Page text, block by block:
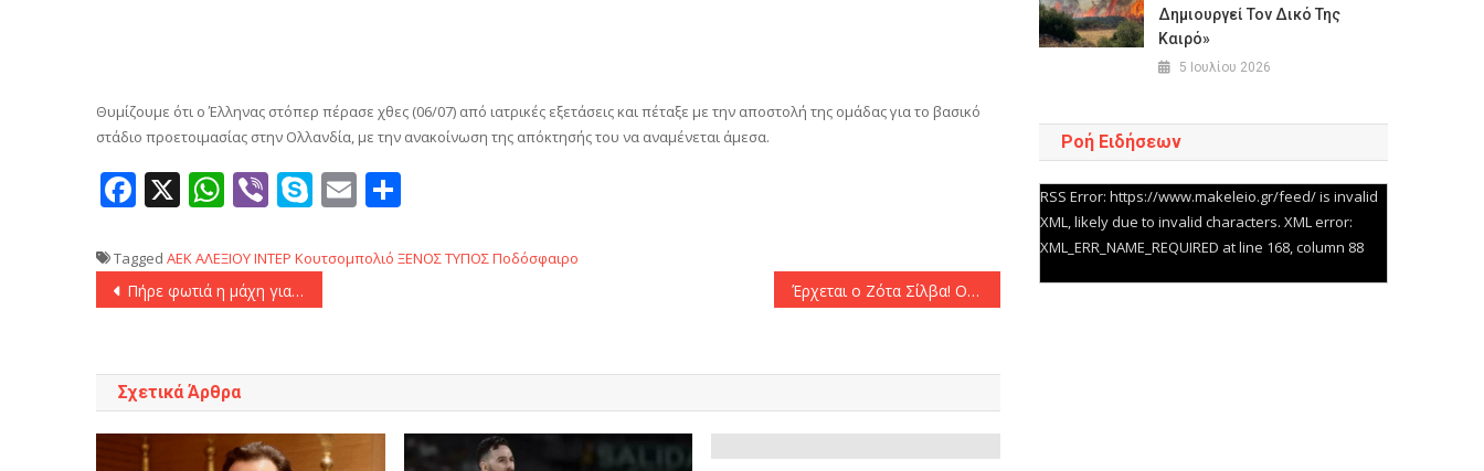
Θυμίζουμε ότι ο Έλληνας στόπερ πέρασε χθες (06/07) από ιατρικές εξετάσεις και πέταξε με την αποστολή της ομάδας για το βασικό
στάδιο προετοιμασίας στην Ολλανδία, με την ανακοίνωση της απόκτησής του να αναμένεται άμεσα.
Facebook
X WhatsApp
ViberSkype
Email
Tagged AEKΑΛΕΞΙΟΥΙΝΤΕΡ Κουτσομπολιό ΞΕΝΟΣ ΤΥΠΟΣΠοδόσφαιρο
Πλοήγηση
Πήρε φωτιά η μάχη για τον πρώτο σκόρερ του Μουντιάλ! Έρχεται ο Ζότα Σίλβα! Ο Oλυμπιακός κλείνει άλλη μία δυνατή κίνηση!
Σχετικά Άρθρα
Δημιουργεί Τον Δικό Της
Καιρό»
5 Ιουλίου 2026
Ροή Ειδήσεων
RSS Error: https://www.makeleio.gr/feed/ is invalid
XML, likely due to invalid characters. XML error:
XML_ERR_NAME_REQUIRED at line 168, column 88